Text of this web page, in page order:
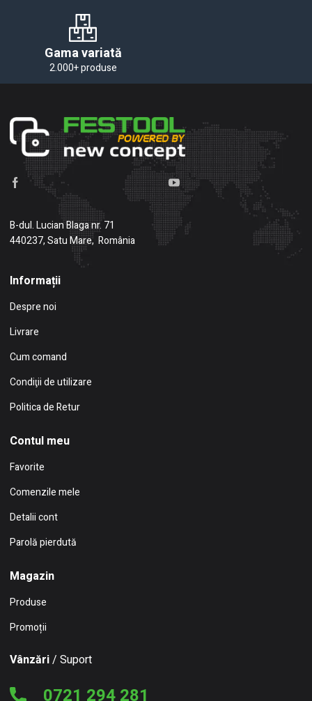
Gama variată
2.000+ produse
B-dul. Lucian Blaga nr. 71
440237, Satu Mare, România
Informații
Despre noi
Livrare
Cum comand
Condiţii de utilizare
Politica de Retur
Contul meu
Favorite
Comenzile mele
Detalii cont
Parolă pierdută
Magazin
Produse
Promoții
Vânzări/ Suport
0721 294 281